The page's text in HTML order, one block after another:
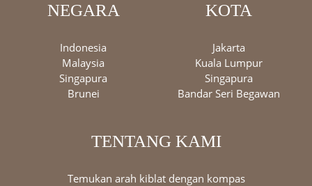
NEGARA
Indonesia
Malaysia
Singapura
Brunei
KOTA
Jakarta
Kuala Lumpur
Singapura
Bandar Seri Begawan
TENTANG KAMI
Temukan arah kiblat dengan kompas